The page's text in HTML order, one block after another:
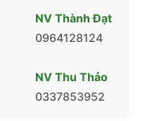
NV Thành Đạt
0964128124
NV Thu Thảo
0337853952